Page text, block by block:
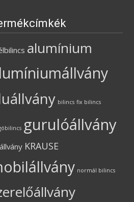
alumínium
bilincs fix bilincs
gurulóállvány
KRAUSE
normál bilincs